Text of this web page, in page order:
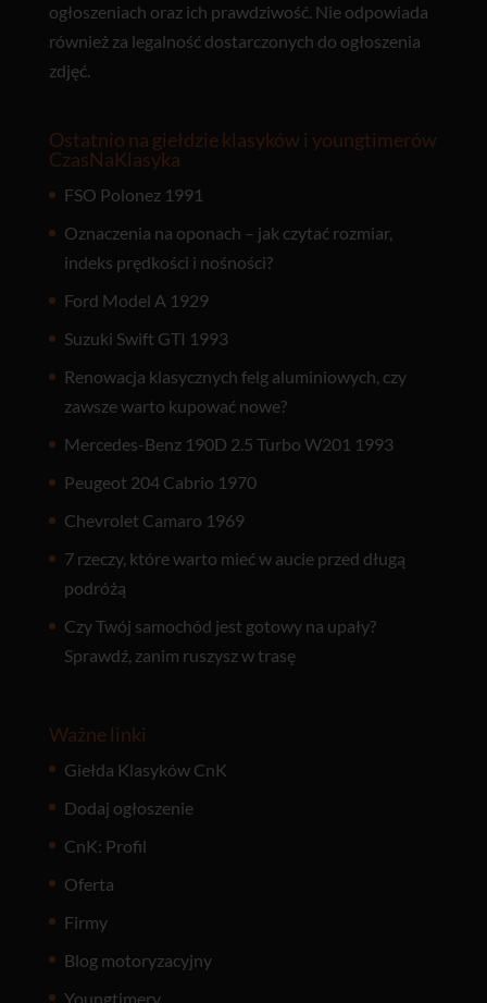
ogłoszeniach oraz ich prawdziwość. Nie odpowiada
również za legalność dostarczonych do ogłoszenia
zdjęć.
Ostatnio na giełdzie klasyków i youngtimerów
CzasNaKlasyka
FSO Polonez 1991
Oznaczenia na oponach – jak czytać rozmiar,
indeks prędkości i nośności?
Ford Model A 1929
Suzuki Swift GTI 1993
Renowacja klasycznych felg aluminiowych, czy
zawsze warto kupować nowe?
Mercedes-Benz 190D 2.5 Turbo W201 1993
Peugeot 204 Cabrio 1970
Chevrolet Camaro 1969
7 rzeczy, które warto mieć w aucie przed długą
podróżą
Czy Twój samochód jest gotowy na upały?
Sprawdź, zanim ruszysz w trasę
Ważne linki
Giełda Klasyków CnK
Dodaj ogłoszenie
CnK: Profil
Oferta
Firmy
Blog motoryzacyjny
Youngtimery